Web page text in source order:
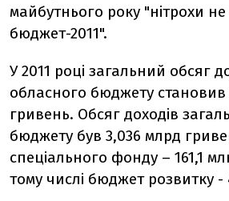
майбутнього року "нітрохи
бюджет-2011".
У 2011 році загальний обсяг
обласного бюджету становив
гривень. Обсяг доходів
бюджету був 3,036 млрд
спеціального фонду – 161,1
тому числі бюджет розвитку